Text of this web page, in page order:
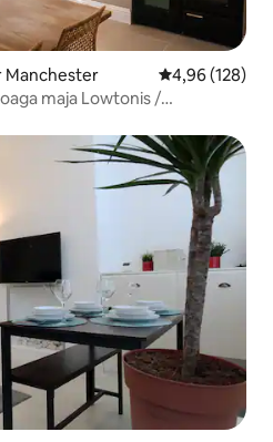
Manchester Keskmine
4,96 (128)
maja Lowtonis /